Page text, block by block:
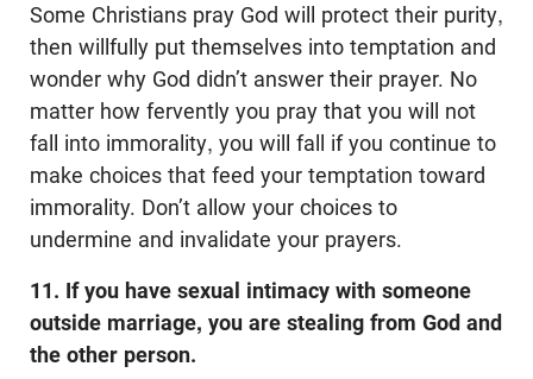
Some Christians pray God will protect their purity,
then willfully put themselves into temptation and
wonder why God didn’t answer their prayer. No
matter how fervently you pray that you will not
fall into immorality, you will fall if you continue to
make choices that feed your temptation toward
immorality. Don’t allow your choices to
undermine and invalidate your prayers.
11. If you have sexual intimacy with someone
outside marriage, you are stealing from God and
the other person.